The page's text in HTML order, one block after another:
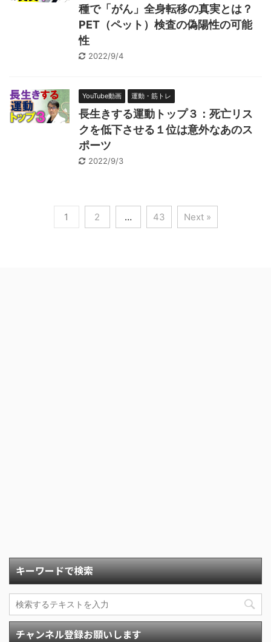
種で「がん」全身転移の真実とは？
PET（ペット）検査の偽陽性の可能
性
2022/9/4
YouTube動画 運動・筋トレ
長生きする運動トップ３：死亡リス
クを低下させる１位は意外なあのス
ポーツ
2022/9/3
1 2 … 43 Next »
キーワードで検索
チャンネル登録お願いします